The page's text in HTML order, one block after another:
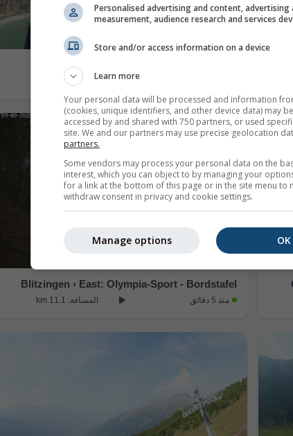
المسافة: 10.8 km
Blitzingen › East: Olympia-Sport - Bordstafel
منذ 5 دقائق المسافة: 11.1 km
Personalised advertising and content, advertising
measurement, audience research and services
Store and/or access information on a device
Learn more
Your personal data will be processed and information
(cookies, unique identifiers, and other device data) may
accessed by and shared with 750 partners, or used
site. We and our partners may use precise geolocation
partners.
Some vendors may process your personal data on the
interest, which you can object to by managing your
for a link at the bottom of this page or in the site menu to
withdraw consent in privacy and cookie settings.
OK
Manage options